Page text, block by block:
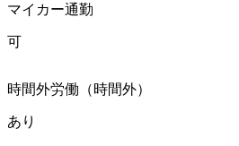
マイカー通勤
可
時間外労働（時間外）
あり